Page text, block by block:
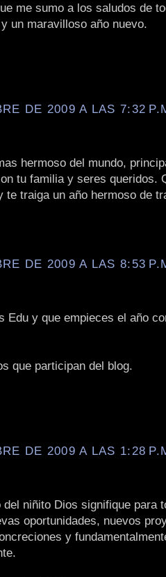
me sumo a los saludos de
un maravilloso año nuevo.
DE 2009 A LAS 7:32
hermoso del mundo,
tu familia y seres queridos.
te traiga un año hermoso de
DE 2009 A LAS 8:53
Edu y que empieces el año
que participan del blog.
DE 2009 A LAS 1:28
niñito Dios signifique para
oportunidades, nuevos
y